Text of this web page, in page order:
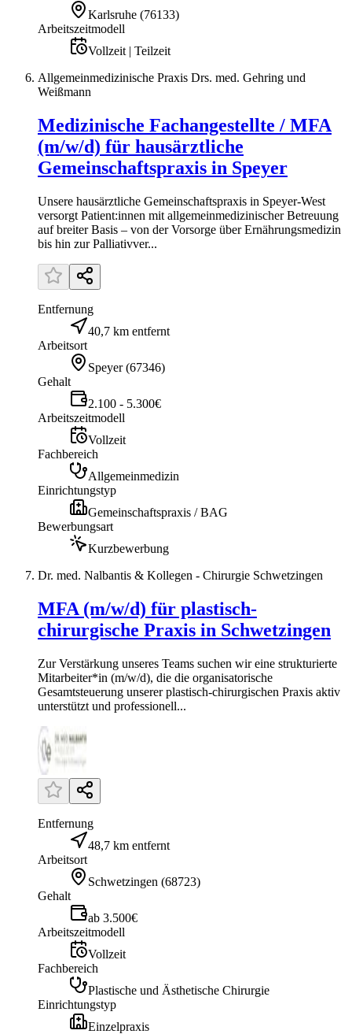
Karlsruhe (76133)
Arbeitszeitmodell
Vollzeit | Teilzeit
Allgemeinmedizinische Praxis Drs. med. Gehring und
Weißmann
Medizinische Fachangestellte / MFA
(m/w/d) für hausärztliche
Gemeinschaftspraxis in Speyer
Unsere hausärztliche Gemeinschaftspraxis in Speyer-West
versorgt Patient:innen mit allgemeinmedizinischer Betreuung
auf breiter Basis – von der Vorsorge über Ernährungsmedizin
bis hin zur Palliativver...
Entfernung
40,7 km entfernt
Arbeitsort
Speyer (67346)
Gehalt
2.100 - 5.300€
Arbeitszeitmodell
Vollzeit
Fachbereich
Allgemeinmedizin
Einrichtungstyp
Gemeinschaftspraxis / BAG
Bewerbungsart
Kurzbewerbung
Dr. med. Nalbantis & Kollegen - Chirurgie Schwetzingen
MFA (m/w/d) für plastisch-
chirurgische Praxis in Schwetzingen
Zur Verstärkung unseres Teams suchen wir eine strukturierte
Mitarbeiter*in (m/w/d), die die organisatorische
Gesamtsteuerung unserer plastisch-chirurgischen Praxis aktiv
unterstützt und professionell...
Entfernung
48,7 km entfernt
Arbeitsort
Schwetzingen (68723)
Gehalt
ab 3.500€
Arbeitszeitmodell
Vollzeit
Fachbereich
Plastische und Ästhetische Chirurgie
Einrichtungstyp
Einzelpraxis